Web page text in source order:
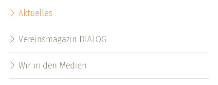
Aktuelles
Vereinsmagazin DIALOG
Wir in den Medien